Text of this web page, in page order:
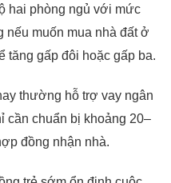
hai phòng ngủ với mức
nếu muốn mua nhà đất ở
tăng gấp đôi hoặc gấp ba.
thường hỗ trợ vay ngân
cần chuẩn bị khoảng 20–
đồng nhận nhà.